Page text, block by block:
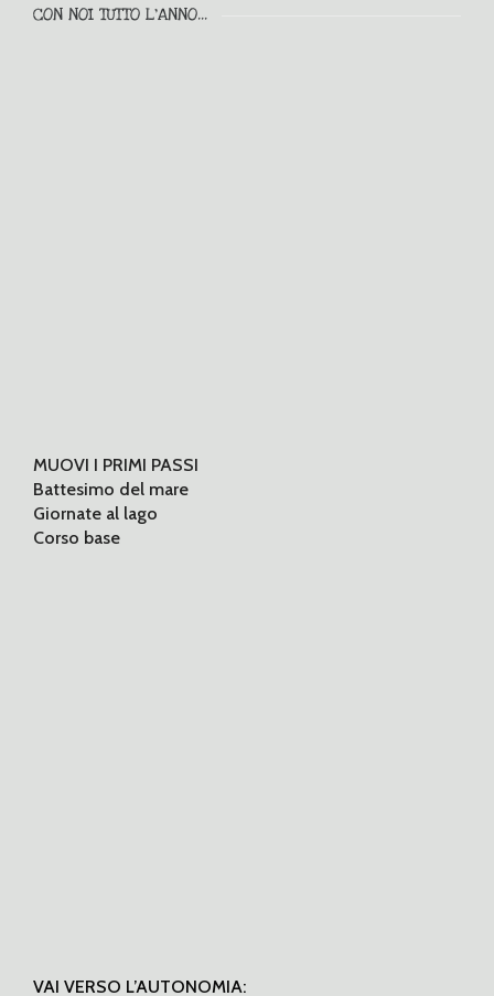
CON NOI TUTTO L'ANNO...
MUOVI I PRIMI PASSI
Battesimo del mare
Giornate al lago
Corso base
VAI VERSO L’AUTONOMIA: